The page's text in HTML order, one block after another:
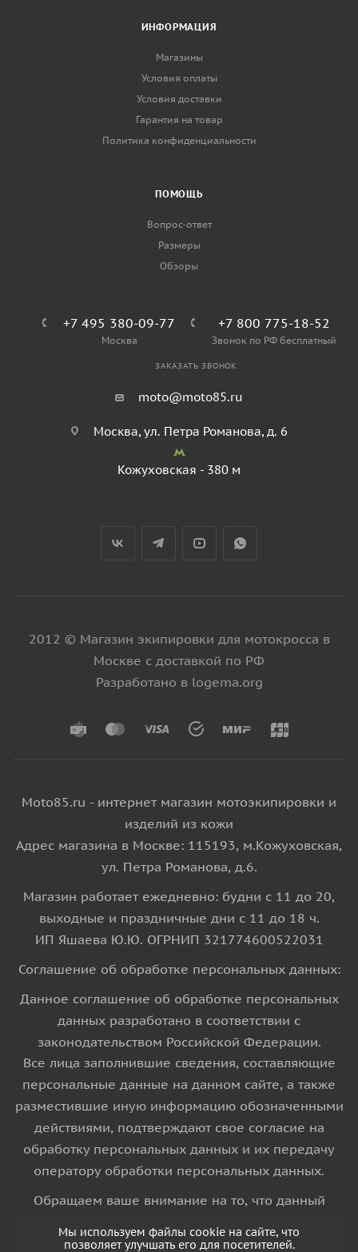
ИНФОРМАЦИЯ
Магазины
Условия оплаты
Условия доставки
Гарантия на товар
Политика конфиденциальности
ПОМОЩЬ
Вопрос-ответ
Размеры
Обзоры
+7 495 380-09-77
Москва
+7 800 775-18-52
Звонок по РФ бесплатный
ЗАКАЗАТЬ ЗВОНОК
moto@moto85.ru
Москва, ул. Петра Романова, д. 6
Кожуховская - 380 м
2012 © Магазин экипировки для мотокросса в
Москве с доставкой по РФ
Разработано в logema.org
Moto85.ru - интернет магазин мотоэкипировки и
изделий из кожи
Адрес магазина в Москве: 115193, м.Кожуховская,
ул. Петра Романова, д.6.
Магазин работает ежедневно: будни с 11 до 20,
выходные и праздничные дни с 11 до 18 ч.
ИП Яшаева Ю.Ю. ОГРНИП 321774600522031
Соглашение об обработке персональных данных:
Данное соглашение об обработке персональных
данных разработано в соответствии с
законодательством Российской Федерации.
Все лица заполнившие сведения, составляющие
персональные данные на данном сайте, а также
разместившие иную информацию обозначенными
действиями, подтверждают свое согласие на
обработку персональных данных и их передачу
оператору обработки персональных данных.
Обращаем ваше внимание на то, что данный
информационный характер и ни при каких
Мы используем файлы cookie на сайте, что
позволяет улучшать его для посетителей.